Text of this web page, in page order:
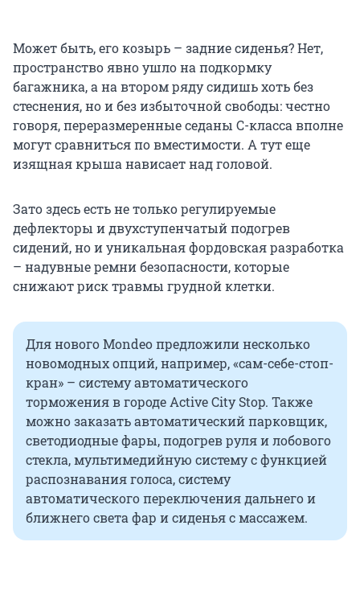
Может быть, его козырь – задние сиденья? Нет,
пространство явно ушло на подкормку
багажника, а на втором ряду сидишь хоть без
стеснения, но и без избыточной свободы: честно
говоря, переразмеренные седаны С-класса вполне
могут сравниться по вместимости. А тут еще
изящная крыша нависает над головой.
Зато здесь есть не только регулируемые
дефлекторы и двухступенчатый подогрев
сидений, но и уникальная фордовская разработка
– надувные ремни безопасности, которые
снижают риск травмы грудной клетки.
Для нового Mondeo предложили несколько
новомодных опций, например, «сам-себе-стоп-
кран» – систему автоматического
торможения в городе Active City Stop. Также
можно заказать автоматический парковщик,
светодиодные фары, подогрев руля и лобового
стекла, мультимедийную систему с функцией
распознавания голоса, систему
автоматического переключения дальнего и
ближнего света фар и сиденья с массажем.